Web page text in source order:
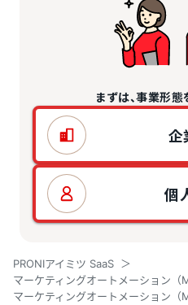
まずは、事業形態
企
個
PRONIアイミツ SaaS
マーケティングオートメーション（
マーケティングオートメーション（